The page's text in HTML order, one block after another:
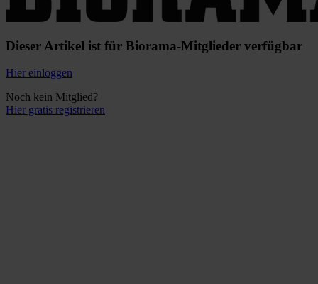
Dieser Artikel ist für Biorama-Mitglieder verfügbar
Hier einloggen
Noch kein Mitglied?
Hier gratis registrieren